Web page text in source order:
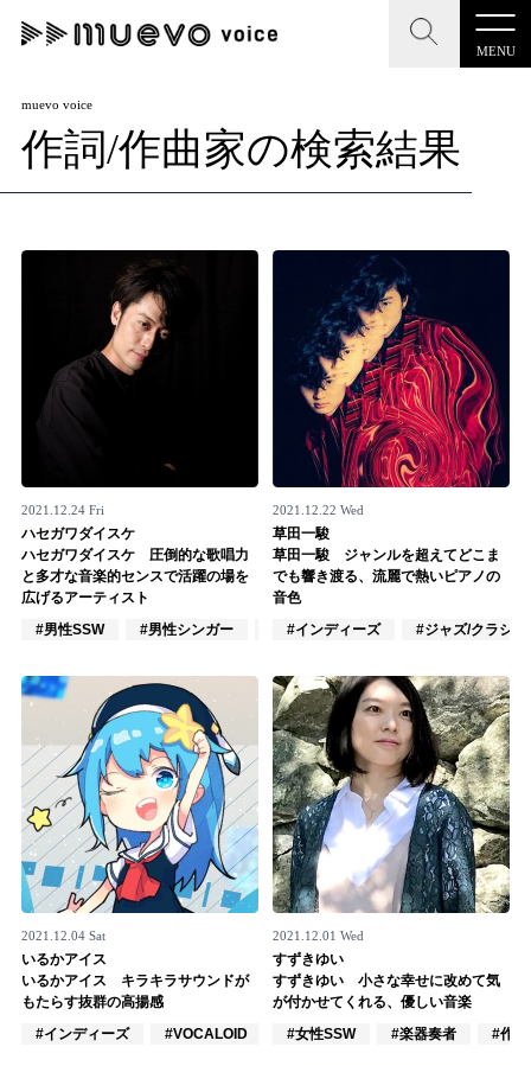
MENU
CLOSE
記事を検索する
人気ワード
#男性SSW #女性SSW #ロック
#女性シンガー
#男性シンガーグループ #R&B/ソウル
CLOSE
muevo media
"読者の声を形にする”音楽特化メディア
記事一覧
プレスリリース一覧
お問い合わせ
記事リクエスト
ログイン
LINK
muevoクラウドファンディング
muevoコミュニティ
ぶいクラ！by muevo
ぶいコミュ！by muevo
ぶいマガ！ by muevo
muevo voice
作詞/作曲家の検索結果
2021.12.24 Fri
ハセガワダイスケ
ハセガワダイスケ 圧倒的な歌唱力
と多才な音楽的センスで活躍の場を
広げるアーティスト
#男性SSW
#男性シンガー #インディーズ
2021.12.22 Wed
草田一駿
草田一駿 ジャンルを超えてどこま
でも響き渡る、流麗で熱いピアノの
音色
#インディーズ
#ジャズ/クラシッ
2021.12.04 Sat
いるかアイス
いるかアイス キラキラサウンドが
もたらす抜群の高揚感
#インディーズ
#VOCALOID #作詞/作曲家
2021.12.01 Wed
すずきゆい
すずきゆい 小さな幸せに改めて気
が付かせてくれる、優しい音楽
#女性SSW
#楽器奏者 #作